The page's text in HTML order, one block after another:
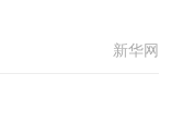
新华网